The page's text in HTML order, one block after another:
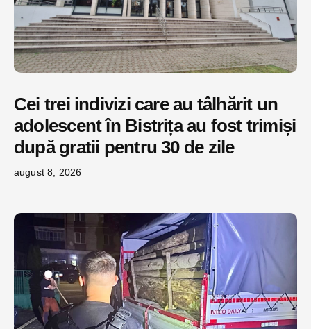
Cei trei indivizi care au tâlhărit un
adolescent în Bistrița au fost trimiși
după gratii pentru 30 de zile
august 8, 2026